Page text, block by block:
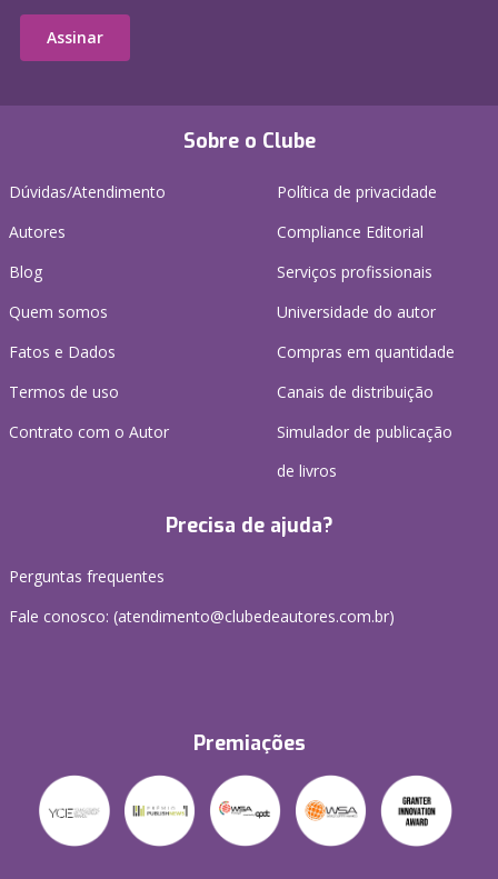
Sobre o Clube
Dúvidas/Atendimento
Autores
Blog
Quem somos
Fatos e Dados
Termos de uso
Contrato com o Autor
Política de privacidade
Compliance Editorial
Serviços profissionais
Universidade do autor
Compras em quantidade
Canais de distribuição
Simulador de publicação
de livros
Precisa de ajuda?
Perguntas frequentes
Fale conosco: (atendimento@clubedeautores.com.br)
Premiações
Assinar